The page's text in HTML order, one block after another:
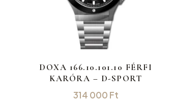
DOXA 166.10.101.10 FÉRFI
KARÓRA – D-SPORT
314 000 Ft